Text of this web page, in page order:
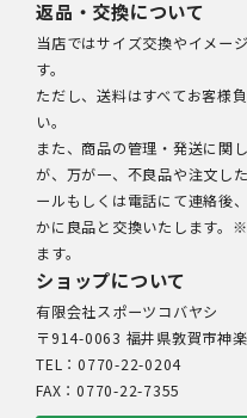
返品・交換について
当店ではサイズ交換やイメー
す。
ただし、送料はすべてお客様
い。
また、商品の管理・発送に関
が、万が一、不良品や注文し
ールもしくは電話にて連絡後
かに良品と交換いたします。
ます。
ショップについて
有限会社スポーツコバヤシ
〒914-0063 福井県敦賀市神
TEL：0770-22-0204
FAX：0770-22-7355